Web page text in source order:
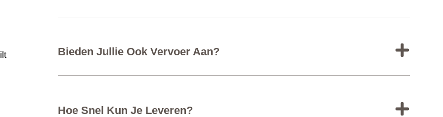
Bieden Jullie Ook Vervoer Aan?
Hoe Snel Kun Je Leveren?